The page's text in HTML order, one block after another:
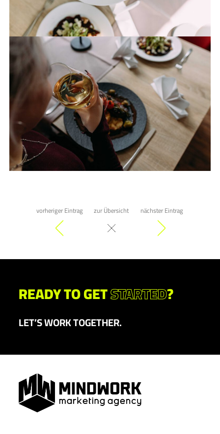
vorheriger Eintrag zur Übersicht nächster Eintrag
READY TO GETSTARTED?
LET’S WORK TOGETHER.